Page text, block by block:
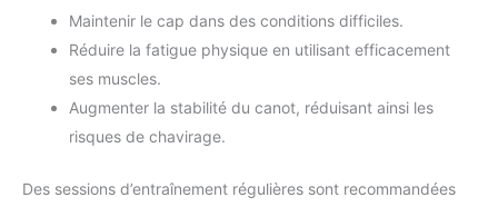
Maintenir le cap dans des conditions difficiles.
Réduire la fatigue physique en utilisant efficacement
ses muscles.
Augmenter la stabilité du canot, réduisant ainsi les
risques de chavirage.
Des sessions d’entraînement régulières sont recommandées